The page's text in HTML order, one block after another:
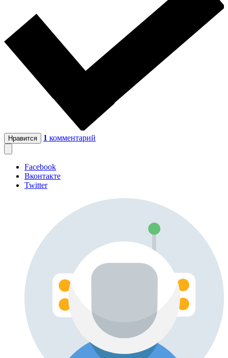
Нравится 1 комментарий
Facebook
Вконтакте
Twitter